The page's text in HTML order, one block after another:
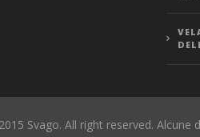
Svago. All right reserved.